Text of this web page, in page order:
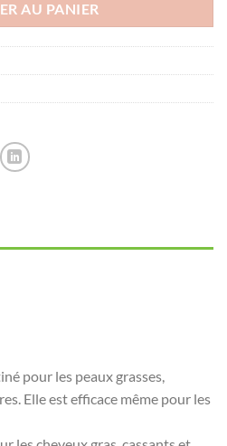
AU PANIER
pour les peaux grasses,
Elle est efficace même pour les